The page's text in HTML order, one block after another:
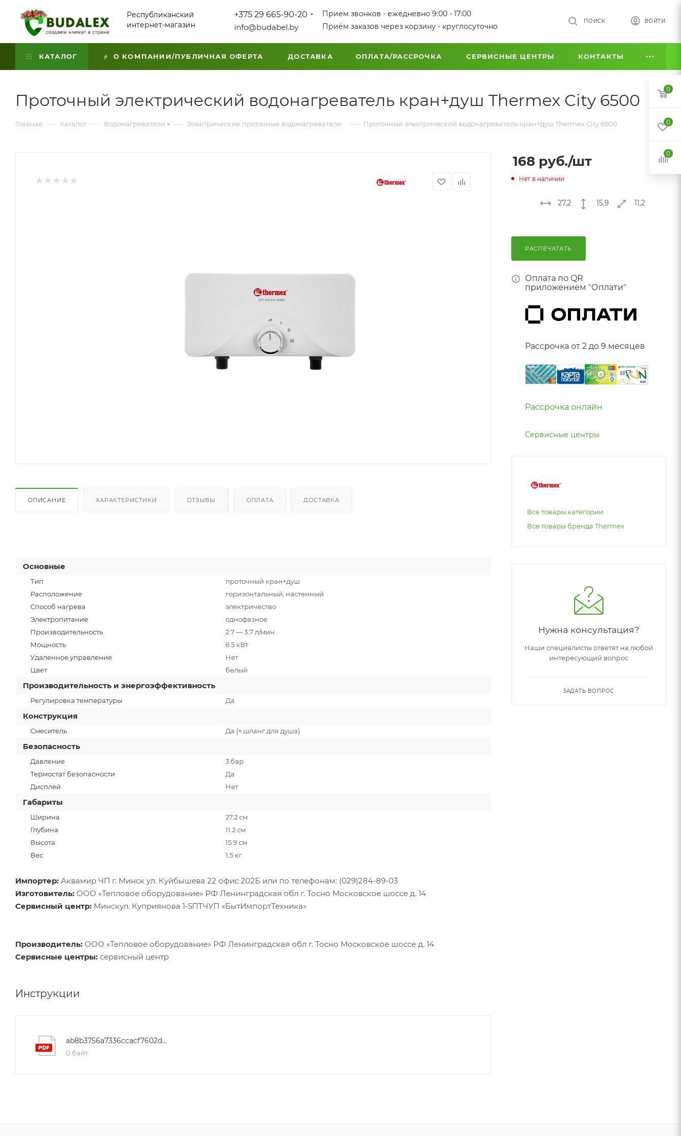
Республиканский
интернет-магазин
+375 29 665-90-20
info@budabel.by
Прием звонков - ежедневно 9:00 - 17:00
Приём заказов через корзину - круглосуточно
ВОЙТИ
ПОИСК
КАТАЛОГ О КОМПАНИИ/ПУБЛИЧНАЯ ОФЕРТА ДОСТАВКА ОПЛАТА/РАССРОЧКА СЕРВИСНЫЕ ЦЕНТРЫ КОНТАКТЫ
Проточный электрический водонагреватель кран+душ Thermex City 6500
Главная — Каталог — Водонагреватели — Электрические проточные водонагреватели — Проточный электрический водонагреватель кран+душ Thermex City 6500
ОПИСАНИЕ ХАРАКТЕРИСТИКИ ОТЗЫВЫ ОПЛАТА ДОСТАВКА
Основные
Тип
проточный кран+душ
Расположение
горизонтальный, настенный
Способ нагрева
электричество
Электропитание
однофазное
Производительность
2.7 — 3.7 л/мин
Мощность
6.5 кВт
Удаленное управление
Нет
Цвет
белый
Производительность и энергоэффективность
Регулировка температуры Да
Конструкция
Смеситель Да (+ шланг для душа)
Безопасность
Давление
3 бар
Термостат безопасности
Да
Дисплей
Нет
Габариты
Ширина
27.2 см
Глубина
11.2 см
Высота
15.9 см
Вес
1.5 кг
Импортер: Аквамир ЧП г. Минск ул. Куйбышева 22 офис 202Б или по телефонам: (029)284-89-03
Изготовитель: ООО «Тепловое оборудование» РФ Ленинградская обл г. Тосно Московское шоссе д. 14
Сервисный центр: Минскул. Куприянова 1-5ПТЧУП «БытИмпортТехника»
Производитель: ООО «Тепловое оборудование» РФ Ленинградская обл г. Тосно Московское шоссе д. 14
Сервисные центры: сервисный центр
Инструкции
ab8b3756a7336ccacf7602d724933d48
0 байт
168 руб./шт
Нет в наличии
27,2 15,9 11,2
РАСПЕЧАТАТЬ
Оплата по QR
приложением "Оплати"
Рассрочка от 2 до 9 месяцев
Рассрочка онлайн
Сервисные центры
Все товары категории
Все товары бренда Thermex
Нужна консультация?
Наши специалисты ответят на любой
интересующий вопрос
ЗАДАТЬ ВОПРОС
0
0
0